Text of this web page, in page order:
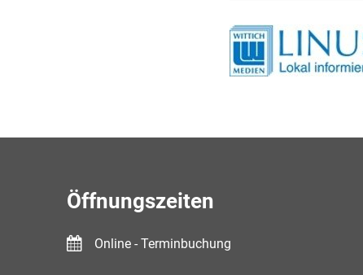
Öffnungszeiten
Online - Terminbuchung